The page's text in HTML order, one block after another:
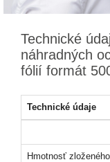
Technické
náhradných
fólií formát
Technické údaje
Hmotnosť